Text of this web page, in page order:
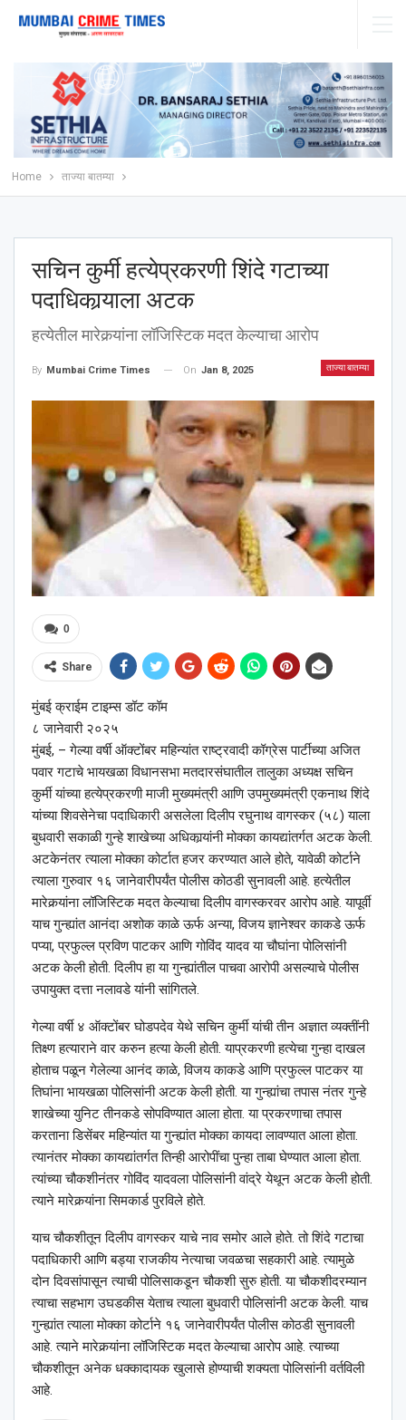
Home ताज्या बातम्या
सचिन कुर्मी हत्येप्रकरणी शिंदे गटाच्या
पदाधिकार्‍याला अटक
हत्येतील मारेकर्‍यांना लॉजिस्टिक मदत केल्याचा आरोप
ताज्या बातम्या
By Mumbai Crime Times On Jan 8, 2025
0
Share
मुंबई क्राईम टाइम्स डॉट कॉम
८ जानेवारी २०२५
मुंबई, – गेल्या वर्षी ऑक्टोंबर महिन्यांत राष्ट्रवादी कॉग्रेस पार्टीच्या अजित
पवार गटाचे भायखळा विधानसभा मतदारसंघातील तालुका अध्यक्ष सचिन
कुर्मी यांच्या हत्येप्रकरणी माजी मुख्यमंत्री आणि उपमुख्यमंत्री एकनाथ शिंदे
यांच्या शिवसेनेचा पदाधिकारी असलेला दिलीप रघुनाथ वागस्कर (५८) याला
बुधवारी सकाळी गुन्हे शाखेच्या अधिकार्‍यांनी मोक्का कायद्यांतर्गत अटक केली.
अटकेनंतर त्याला मोक्का कोर्टात हजर करण्यात आले होते, यावेळी कोर्टाने
त्याला गुरुवार १६ जानेवारीपर्यंत पोलीस कोठडी सुनावली आहे. हत्येतील
मारेकर्‍यांना लॉजिस्टिक मदत केल्याचा दिलीप वागस्करवर आरोप आहे. यापूर्वी
याच गुन्ह्यांत आनंदा अशोक काळे ऊर्फ अन्या, विजय ज्ञानेश्‍वर काकडे ऊर्फ
पप्या, प्रफुल्ल प्रविण पाटकर आणि गोविंद यादव या चौघांना पोलिसांनी
अटक केली होती. दिलीप हा या गुन्ह्यांतील पाचवा आरोपी असल्याचे पोलीस
उपायुक्त दत्ता नलावडे यांनी सांगितले.
गेल्या वर्षी ४ ऑक्टोंबर घोडपदेव येथे सचिन कुर्मी यांची तीन अज्ञात व्यक्तींनी
तिक्ष्ण हत्याराने वार करुन हत्या केली होती. याप्रकरणी हत्येचा गुन्हा दाखल
होताच पळून गेलेल्या आनंद काळे, विजय काकडे आणि प्रफुल्ल पाटकर या
तिघांना भायखळा पोलिसांनी अटक केली होती. या गुन्ह्यांचा तपास नंतर गुन्हे
शाखेच्या युनिट तीनकडे सोपविण्यात आला होता. या प्रकरणाचा तपास
करताना डिसेंबर महिन्यांत या गुन्ह्यांत मोक्का कायदा लावण्यात आला होता.
त्यानंतर मोक्का कायद्यांतर्गत तिन्ही आरोपींचा पुन्हा ताबा घेण्यात आला होता.
त्यांच्या चौकशीनंतर गोविंद यादवला पोलिसांनी वांद्रे येथून अटक केली होती.
त्याने मारेकर्‍यांना सिमकार्ड पुरविले होते.
याच चौकशीतून दिलीप वागस्कर याचे नाव समोर आले होते. तो शिंदे गटाचा
पदाधिकारी आणि बड्या राजकीय नेत्याचा जवळचा सहकारी आहे. त्यामुळे
दोन दिवसांपासून त्याची पोलिसाकडून चौकशी सुरु होती. या चौकशीदरम्यान
त्याचा सहभाग उघडकीस येताच त्याला बुधवारी पोलिसांनी अटक केली. याच
गुन्ह्यांत त्याला मोक्का कोर्टाने १६ जानेवारीपर्यंत पोलीस कोठडी सुनावली
आहे. त्याने मारेकर्‍यांना लॉजिस्टिक मदत केल्याचा आरोप आहे. त्याच्या
चौकशीतून अनेक धक्कादायक खुलासे होण्याची शक्यता पोलिसांनी वर्तविली
आहे.